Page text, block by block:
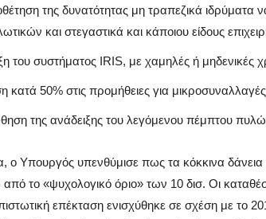
της δυνατότητας μη τραπεζικά ιδρύματα
και στεγαστικά και κάποιου είδους
του συστήματος IRIS, με χαμηλές ή μηδενικές
κατά 50% στις προμήθειες για
της ανάδειξης του λεγόμενου πέμπτου
ο Υπουργός υπενθύμισε πως τα κόκκινα
το «ψυχολογικό όριο» των 10 δισ. Οι
επέκταση ενισχύθηκε σε σχέση με